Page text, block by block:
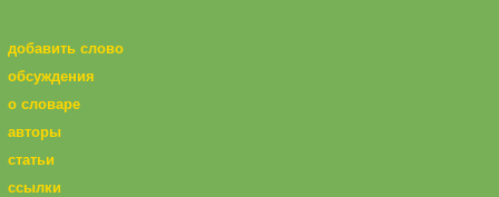
добавить слово
обсуждения
о словаре
авторы
статьи
ссылки